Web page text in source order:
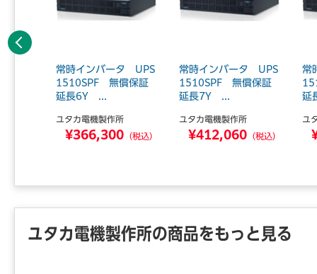
常時インバータ UPS
1510SPF 無償保証
延長6Y ...
ユタカ電機製作所
¥366,300 （税込）
常時インバータ UPS
1510SPF 無償保証
延長7Y ...
ユタカ電機製作所
¥412,060 （税込）
常
延
ユ
前へ
ユタカ電機製作所の商品をもっと見る